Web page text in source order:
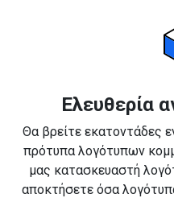
Ελευθερία
Θα βρείτε εκατοντάδες
πρότυπα λογότυπων
μας κατασκευαστή
αποκτήσετε όσα